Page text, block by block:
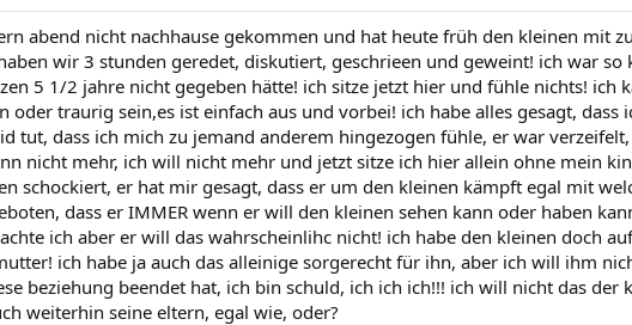
abend nicht nachhause gekommen und hat heute früh den kleinen mit
wir 3 stunden geredet, diskutiert, geschrieen und geweint! ich war so
5 1/2 jahre nicht gegeben hätte! ich sitze jetzt hier und fühle nichts! ich
oder traurig sein,es ist einfach aus und vorbei! ich habe alles gesagt, dass
tut, dass ich mich zu jemand anderem hingezogen fühle, er war
nicht mehr, ich will nicht mehr und jetzt sitze ich hier allein ohne mein
schockiert, er hat mir gesagt, dass er um den kleinen kämpft egal mit
dass er IMMER wenn er will den kleinen sehen kann oder haben
ich aber er will das wahrscheinlihc nicht! ich habe den kleinen doch
ich habe ja auch das alleinige sorgerecht für ihn, aber ich will ihm
beziehung beendet hat, ich bin schuld, ich ich ich!!! ich will nicht das der
weiterhin seine eltern, egal wie, oder?